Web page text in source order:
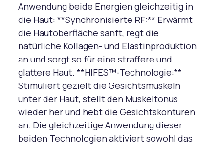
Anwendung beide Energien gleichzeitig in
die Haut: **Synchronisierte RF:** Erwärmt
die Hautoberfläche sanft, regt die
natürliche Kollagen- und Elastinproduktion
an und sorgt so für eine straffere und
glattere Haut. **HIFES™-Technologie:**
Stimuliert gezielt die Gesichtsmuskeln
unter der Haut, stellt den Muskeltonus
wieder her und hebt die Gesichtskonturen
an. Die gleichzeitige Anwendung dieser
beiden Technologien aktiviert sowohl das